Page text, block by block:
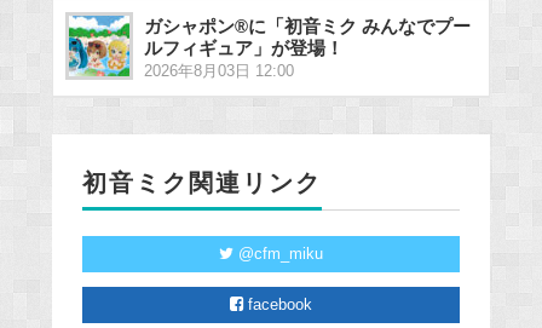
ガシャポン®に「初音ミク みんなでプー
ルフィギュア」が登場！
2026年8月03日 12:00
初音ミク関連リンク
@cfm_miku
facebook